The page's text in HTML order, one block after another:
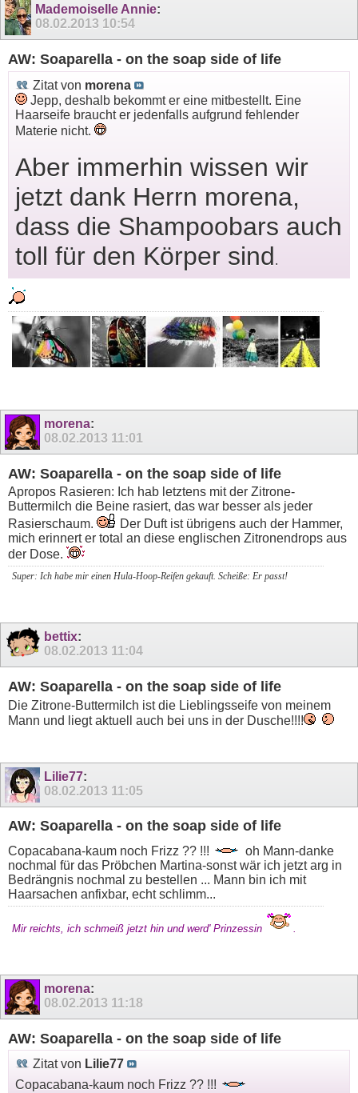
Mademoiselle Annie:
08.02.2013 10:54
AW: Soaparella - on the soap side of life
Zitat von morena
Jepp, deshalb bekommt er eine mitbestellt. Eine
Haarseife braucht er jedenfalls aufgrund fehlender
Materie nicht.
Aber immerhin wissen wir
jetzt dank Herrn morena,
dass die Shampoobars auch
toll für den Körper sind.
morena:
08.02.2013 11:01
AW: Soaparella - on the soap side of life
Apropos Rasieren: Ich hab letztens mit der Zitrone-
Buttermilch die Beine rasiert, das war besser als jeder
Rasierschaum.
Der Duft ist übrigens auch der Hammer,
mich erinnert er total an diese englischen Zitronendrops aus
der Dose.
Super: Ich habe mir einen Hula-Hoop-Reifen gekauft. Scheiße: Er passt!
bettix:
08.02.2013 11:04
AW: Soaparella - on the soap side of life
Die Zitrone-Buttermilch ist die Lieblingsseife von meinem
Mann und liegt aktuell auch bei uns in der Dusche!!!!
Lilie77:
08.02.2013 11:05
AW: Soaparella - on the soap side of life
Copacabana-kaum noch Frizz ?? !!!
oh Mann-danke
nochmal für das Pröbchen Martina-sonst wär ich jetzt arg in
Bedrängnis nochmal zu bestellen ... Mann bin ich mit
Haarsachen anfixbar, echt schlimm...
Mir reichts, ich schmeiß jetzt hin und werd' Prinzessin
morena:
08.02.2013 11:18
AW: Soaparella - on the soap side of life
Zitat von Lilie77
Copacabana-kaum noch Frizz ?? !!!